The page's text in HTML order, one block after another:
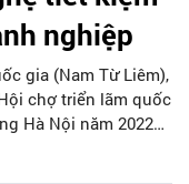
nghiệp
gia (Nam Từ Liêm),
chợ triển lãm quốc
Hà Nội năm 2022
dịch năng lượng -